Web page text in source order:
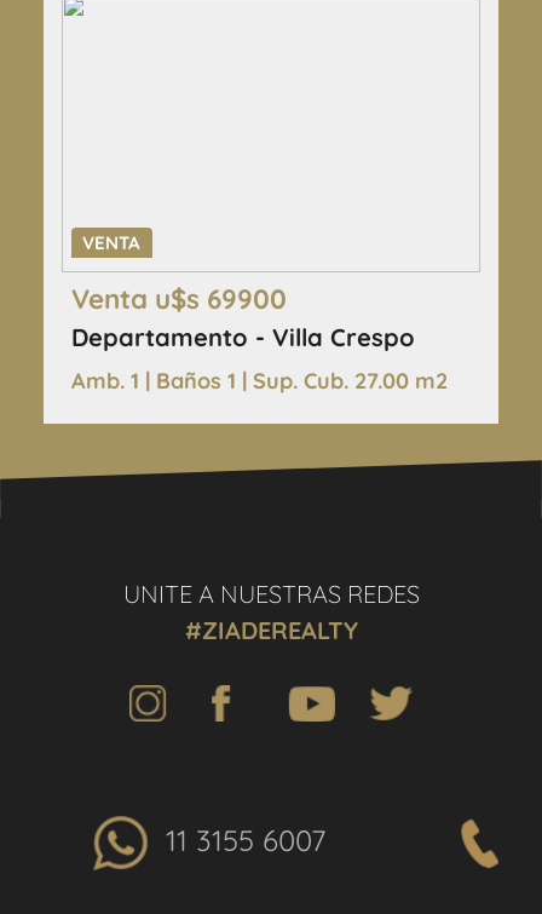
VENTA
Venta u$s 69900
Departamento - Villa Crespo
Amb. 1 | Baños 1 | Sup. Cub. 27.00 m2
UNITE A NUESTRAS REDES
#ZIADEREALTY
11 3155 6007